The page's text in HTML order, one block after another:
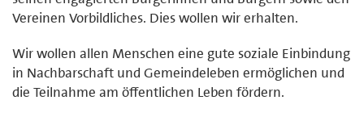
Vereinen Vorbildliches. Dies wollen wir erhalten.
Wir wollen allen Menschen eine gute soziale Einbindung
in Nachbarschaft und Gemeindeleben ermöglichen und
die Teilnahme am öffentlichen Leben fördern.